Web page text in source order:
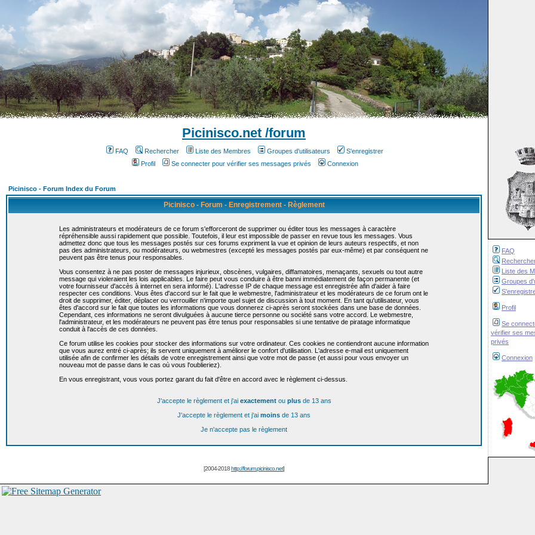
FAQ
Liste des
Groupes
Profil
Se
vérifier ses
privés
Connexion
Picinisco.net /forum
FAQ Rechercher Liste des Membres Groupes d'utilisateurs
S'enregistrer
Profil
Se connecter pour vérifier ses messages privés Connexion
Picinisco - Forum Index du Forum
Picinisco - Forum - Enregistrement - Règlement
Les administrateurs et modérateurs de ce forum s'efforceront de supprimer ou éditer tous les messages à caractère
répréhensible aussi rapidement que possible. Toutefois, il leur est impossible de passer en revue tous les messages. Vous
admettez donc que tous les messages postés sur ces forums expriment la vue et opinion de leurs auteurs respectifs, et non
pas des administrateurs, ou modérateurs, ou webmestres (excepté les messages postés par eux-même) et par conséquent ne
peuvent pas être tenus pour responsables.
Vous consentez à ne pas poster de messages injurieux, obscènes, vulgaires, diffamatoires, menaçants, sexuels ou tout autre
message qui violeraient les lois applicables. Le faire peut vous conduire à être banni immédiatement de façon permanente (et
votre fournisseur d'accès à internet en sera informé). L'adresse IP de chaque message est enregistrée afin d'aider à faire
respecter ces conditions. Vous êtes d'accord sur le fait que le webmestre, l'administrateur et les modérateurs de ce forum ont le
droit de supprimer, éditer, déplacer ou verrouiller n'importe quel sujet de discussion à tout moment. En tant qu'utilisateur, vous
êtes d'accord sur le fait que toutes les informations que vous donnerez ci-après seront stockées dans une base de données.
Cependant, ces informations ne seront divulguées à aucune tierce personne ou société sans votre accord. Le webmestre,
l'administrateur, et les modérateurs ne peuvent pas être tenus pour responsables si une tentative de piratage informatique
conduit à l'accès de ces données.
Ce forum utilise les cookies pour stocker des informations sur votre ordinateur. Ces cookies ne contiendront aucune information
que vous aurez entré ci-après; ils servent uniquement à améliorer le confort d'utilisation. L'adresse e-mail est uniquement
utilisée afin de confirmer les détails de votre enregistrement ainsi que votre mot de passe (et aussi pour vous envoyer un
nouveau mot de passe dans le cas où vous l'oublieriez).
En vous enregistrant, vous vous portez garant du fait d'être en accord avec le règlement ci-dessus.
J'accepte le règlement et j'ai exactementou plusde 13 ans
J'accepte le règlement et j'ai moins de 13 ans
Je n'accepte pas le règlement
[2004-2018http://forum.picinisco.net]